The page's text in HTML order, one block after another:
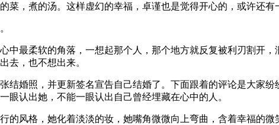
，煮的汤。这样虚幻的幸福，卓谨也是觉得开心的，或许还有
中最柔软的角落，一想起那个人，那个地方就反复被利刃割开
去，也不想出来。
结婚照，并更新签名宣告自己结婚了。下面跟着的评论是大家
认出她，不能一眼认出自己曾经埋藏在心中的人。
的风格，她化着淡淡的妆，她嘴角微微向上弯曲，含着幸福的